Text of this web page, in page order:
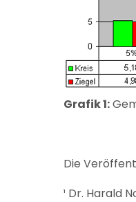
Grafik 1:
Die
¹ Dr. Harald